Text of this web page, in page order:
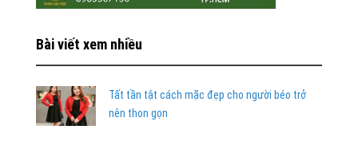
Bài viết xem nhiều
Tất tần tật cách mặc đẹp cho người béo trở
nên thon gọn